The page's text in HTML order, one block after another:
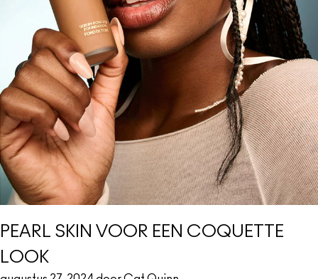
PEARL SKIN VOOR EEN COQUETTE
LOOK